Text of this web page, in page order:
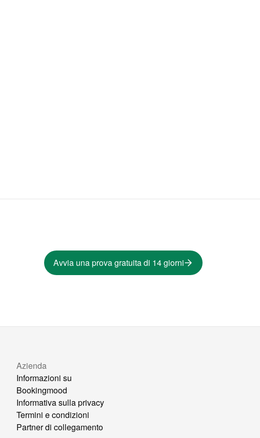
Avvia una prova gratuita di 14 giorni
Azienda
Informazioni su
Bookingmood
Informativa sulla privacy
Termini e condizioni
Partner di collegamento